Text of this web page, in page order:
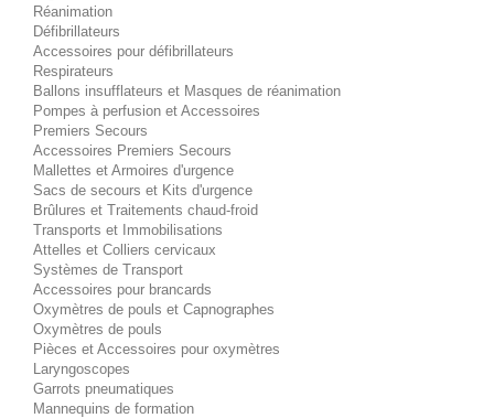
Réanimation
Défibrillateurs
Accessoires pour défibrillateurs
Respirateurs
Ballons insufflateurs et Masques de réanimation
Pompes à perfusion et Accessoires
Premiers Secours
Accessoires Premiers Secours
Mallettes et Armoires d'urgence
Sacs de secours et Kits d'urgence
Brûlures et Traitements chaud-froid
Transports et Immobilisations
Attelles et Colliers cervicaux
Systèmes de Transport
Accessoires pour brancards
Oxymètres de pouls et Capnographes
Oxymètres de pouls
Pièces et Accessoires pour oxymètres
Laryngoscopes
Garrots pneumatiques
Mannequins de formation